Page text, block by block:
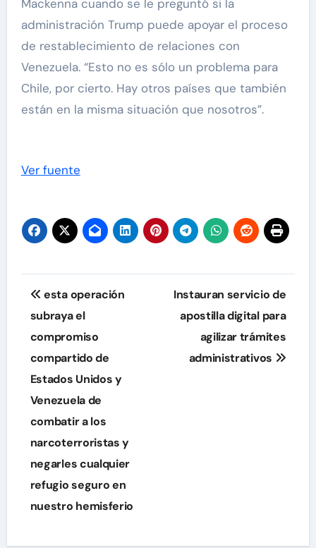
Mackenna cuando se le preguntó si la
administración Trump puede apoyar el proceso
de restablecimiento de relaciones con
Venezuela. “Esto no es sólo un problema para
Chile, por cierto. Hay otros países que también
están en la misma situación que nosotros”.
Ver fuente
Navegación
de
entradas
esta operación
subraya el
compromiso
compartido de
Estados Unidos y
Venezuela de
combatir a los
narcoterroristas y
negarles cualquier
refugio seguro en
nuestro hemisferio
Instauran servicio de
apostilla digital para
agilizar trámites
administrativos